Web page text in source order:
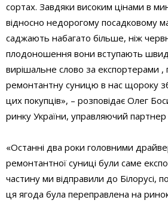
сортах. Завдяки високим цінами в
відносно недорогому посадковому
саджають набагато більше, ніж
плодоношення вони вступають
вирішальне слово за експортерами ,
ремонтантну суницю в нас щороку
цих покупців», – розповідає Олег
ринку України, управляючий
«Останні два роки головними
ремонтантної суниці були саме
частину ми відправили до Білорусі,
ця ягода була переправлена на ринок